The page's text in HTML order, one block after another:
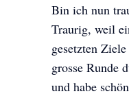
Bin ich nun
Traurig, weil
gesetzten
grosse Runde
und habe